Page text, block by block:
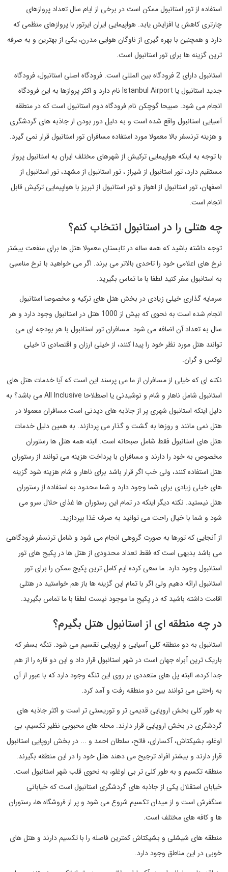
استفاده از تور استانبول ممکن است در برخی از ایام سال تعداد پروازهای
چارتری کاهش یا افزایش یابد. هواپیمایی ایران ایرتور با پروازهای منظمی که
دارد و همچنین با بهره گیری از ناوگان هوایی مدرن، یکی از بهترین و به صرفه
ترین گزینه ها برای تور استانبول است.
استانبول دارای 2 فرودگاه بین المللی است. فرودگاه اصلی استانبول، فرودگاه
جدید استانبول یا Istanbul Airport نام دارد و اکثر پروازها به این فرودگاه
انجام می شود. صبیحا گوچکن نام فرودگاه دوم استانبول است که در منطقه
آسیایی استانبول واقع شده است و به دلیل دور بودن از جاذبه های گردشگری
و هزینه ترنسفر بالا معمولا مورد استفاده مسافران تور استانبول قرار نمی گیرد.
با توجه به اینکه هواپیمایی ترکیش از شهرهای مختلف ایران به استانبول پرواز
مستقیم دارد، تور استانبول از شیراز ، تور استانبول از مشهد، تور استانبول از
اصفهان، تور استانبول از اهواز و تور استانبول از تبریز با هواپیمایی ترکیش قابل
انجام است.
چه هتلی را در استانبول انتخاب کنم؟
توجه داشته باشید که همه ساله در تابستان معمولا هتل ها برای منفعت بیشتر
نرخ های اعلامی خود را تاحدی بالاتر می برند. اگر می خواهید با نرخ مناسبی
به استانبول سفر کنید لطفا با ما تماس بگیرید.
سرمایه گذاری خیلی زیادی در بخش هتل های ترکیه و مخصوصا استانبول
انجام شده است به نحوی که بیش از 1000 هتل در استانبول وجود دارد و هر
سال به تعداد آن اضافه می شود. مسافران تور استانبول با هر بودجه ای می
توانند هتل مورد نظر خود را پیدا کنند، از خیلی ارزان و اقتصادی تا خیلی
لوکس و گران.
نکته ای که خیلی از مسافران از ما می پرسند این است که آیا خدمات هتل های
استانبول شامل ناهار و شام و نوشیدنی یا اصطلاحا All Inclusive می باشد؟ به
دلیل اینکه استانبول شهری پر از جاذبه های دیدنی است مسافران معمولا در
هتل نمی مانند و روزها به گشت و گذار می پردازند. به همین دلیل خدمات
هتل های استانبول فقط شامل صبحانه است. البته همه هتل ها رستوران
مخصوص به خود را دارند و مسافران با پرداخت هزینه می توانند از رستوران
هتل استفاده کنند، ولی خب اگر قرار باشد برای ناهار و شام هزینه شود گزینه
های خیلی زیادی برای شما وجود دارد و شما محدود به استفاده از رستوران
هتل نیستید. نکته دیگر اینکه در تمام این رستوران ها غذای حلال سرو می
شود و شما با خیال راحت می توانید به صرف غذا بپردازید.
از آنجایی که تورها به صورت گروهی انجام می شود و شامل ترنسفر فرودگاهی
می باشد بدیهی است که فقط تعداد محدودی از هتل ها در پکیج های تور
استانبول وجود دارد. ما سعی کرده ایم کامل ترین پکیج ممکن را برای تور
استانبول ارائه دهیم ولی اگر با تمام این گزینه ها باز هم خواستید در هتلی
اقامت داشته باشید که در پکیج ما موجود نیست لطفا با ما تماس بگیرید.
در چه منطقه ای از استانبول هتل بگیرم؟
استانبول به دو منطقه کلی آسیایی و اروپایی تقسیم می شود. تنگه بسفر که
باریک ترین آبراه جهان است در شهر استانبول قرار داد و این دو قاره را از هم
جدا کرده، البته پل های متعددی بر روی این تنگه وجود دارد که با عبور از آن
به راحتی می توانند بین دو منطقه رفت و آمد کرد.
به طور کلی بخش اروپایی قدیمی تر و توریستی تر است و اکثر جاذبه های
گردشگری در بخش اروپایی قرار دارند. محله های محبوبی نظیر تکسیم، بی
اوغلو، بشیکتاش، آکسارای، فاتح، سلطان احمد و ... در بخش اروپایی استانبول
قرار دارند و بیشتر افراد ترجیح می دهند هتل خود را در این منطقه بگیرند.
منطقه تکسیم و به طور کلی تر بی اوغلو، به نحوی قلب شهر استانبول است.
خیابان استقلال یکی از جاذبه های گردشگری استانبول است که خیابانی
سنگفرش است و از میدان تکسیم شروع می شود و پر از فروشگاه ها، رستوران
ها و کافه های مختلف است.
منطقه های شیشلی و بشیکتاش کمترین فاصله را با تکسیم دارند و هتل های
خوبی در این مناطق وجود دارد.